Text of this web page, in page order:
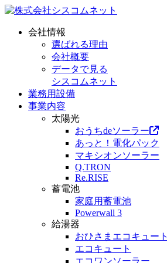
会社情報
選ばれる理由
会社概要
データで見る
シスコムネット
業務用設備
事業内容
太陽光
おうちdeソーラー
あっと！電化パック
マキシオンソーラー
Q.TRON
Re.RISE
蓄電池
家庭用蓄電池
Powerwall 3
給湯器
おひさまエコキュート
エコキュート
エコワンソーラー